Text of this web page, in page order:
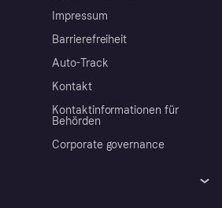
Impressum
Barrierefreiheit
Auto-Track
Kontakt
Kontaktinformationen für
Behörden
Corporate governance